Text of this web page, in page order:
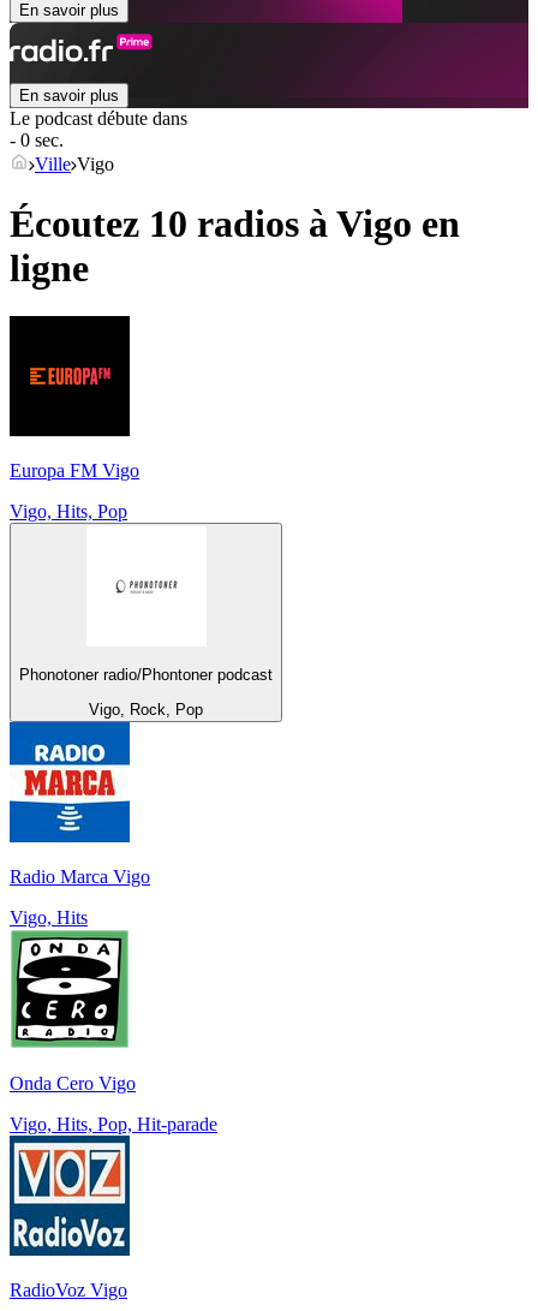
En savoir plus
En savoir plus
Le podcast débute dans
- 0 sec.
Ville Vigo
Écoutez 10 radios à Vigo en
ligne
Europa FM Vigo
Vigo, Hits, Pop
Phonotoner radio/Phontoner podcast
Vigo, Rock, Pop
Radio Marca Vigo
Vigo, Hits
Onda Cero Vigo
Vigo, Hits, Pop, Hit-parade
RadioVoz Vigo